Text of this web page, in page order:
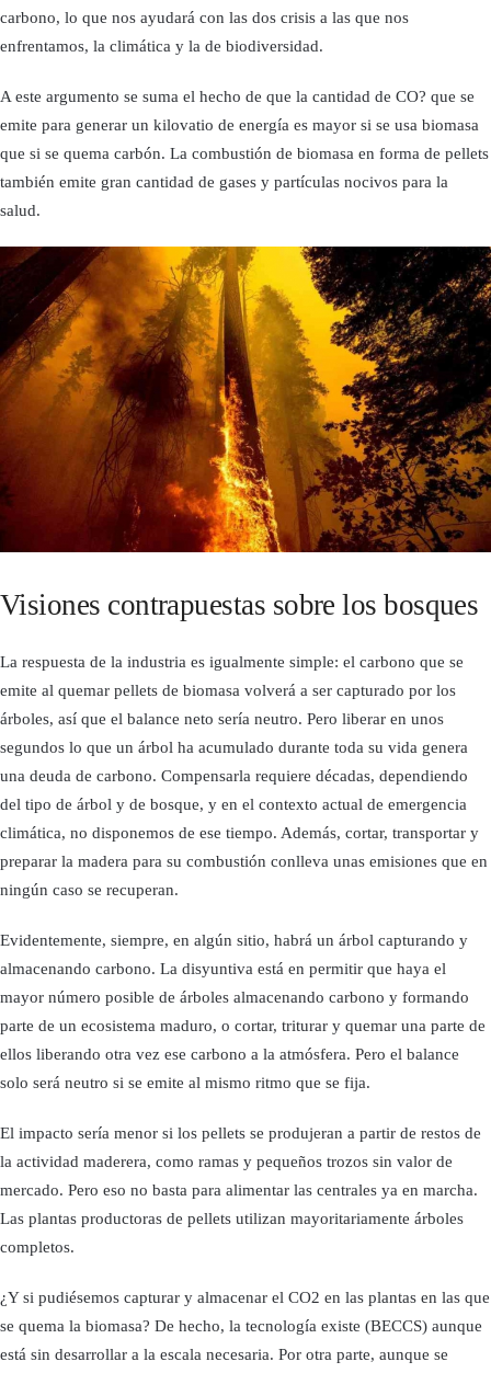
carbono, lo que nos ayudará con las dos crisis a las que nos
enfrentamos, la climática y la de biodiversidad.
A este argumento se suma el hecho de que la cantidad de CO? que se
emite para generar un kilovatio de energía es mayor si se usa biomasa
que si se quema carbón. La combustión de biomasa en forma de pellets
también emite gran cantidad de gases y partículas nocivos para la
salud.
Visiones contrapuestas sobre los bosques
La respuesta de la industria es igualmente simple: el carbono que se
emite al quemar pellets de biomasa volverá a ser capturado por los
árboles, así que el balance neto sería neutro. Pero liberar en unos
segundos lo que un árbol ha acumulado durante toda su vida genera
una deuda de carbono. Compensarla requiere décadas, dependiendo
del tipo de árbol y de bosque, y en el contexto actual de emergencia
climática, no disponemos de ese tiempo. Además, cortar, transportar y
preparar la madera para su combustión conlleva unas emisiones que en
ningún caso se recuperan.
Evidentemente, siempre, en algún sitio, habrá un árbol capturando y
almacenando carbono. La disyuntiva está en permitir que haya el
mayor número posible de árboles almacenando carbono y formando
parte de un ecosistema maduro, o cortar, triturar y quemar una parte de
ellos liberando otra vez ese carbono a la atmósfera. Pero el balance
solo será neutro si se emite al mismo ritmo que se fija.
El impacto sería menor si los pellets se produjeran a partir de restos de
la actividad maderera, como ramas y pequeños trozos sin valor de
mercado. Pero eso no basta para alimentar las centrales ya en marcha.
Las plantas productoras de pellets utilizan mayoritariamente árboles
completos.
¿Y si pudiésemos capturar y almacenar el CO2 en las plantas en las que
se quema la biomasa? De hecho, la tecnología existe (BECCS) aunque
está sin desarrollar a la escala necesaria. Por otra parte, aunque se